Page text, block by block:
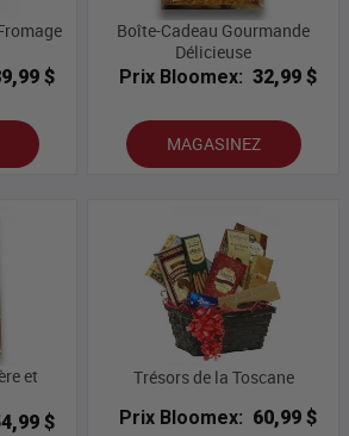
$
Boîte-Cadeau Gourmande
Délicieuse
Prix Bloomex: 32,99 $
MAGASINEZ
et
$
Trésors de la Toscane
Prix Bloomex: 60,99 $